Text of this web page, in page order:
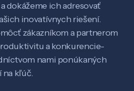
a výskum
Pôsobenie
Know-how
dokážeme ich adresovať
inovatívnych riešení.
zákazníkom a partnerom
a konkurencie-
nami ponúkaných
na kľúč.